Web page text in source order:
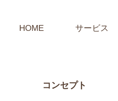
HOME サービス
コンセプト